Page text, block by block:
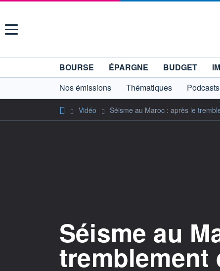
Menu
BOURSE ÉPARGNE BUDGET
Nos émissions
Thématiques Podcasts
Vidéo Séisme au Maroc : après le
Séisme au
tremblement